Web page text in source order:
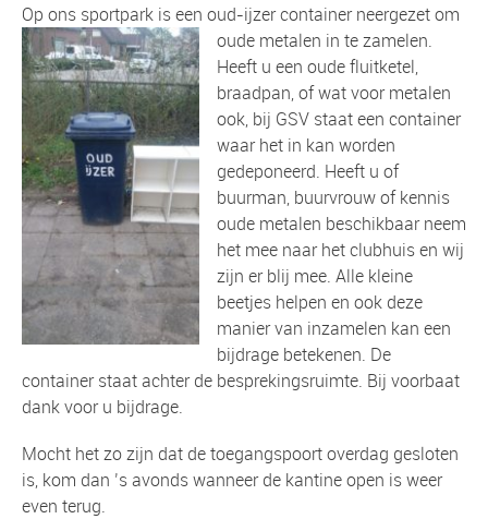
Op ons sportpark is een oud-ijzer container neergezet om
oude metalen in te zamelen.
Heeft u een oude fluitketel,
braadpan, of wat voor metalen
ook, bij GSV staat een container
waar het in kan worden
gedeponeerd. Heeft u of
buurman, buurvrouw of kennis
oude metalen beschikbaar neem
het mee naar het clubhuis en wij
zijn er blij mee. Alle kleine
beetjes helpen en ook deze
manier van inzamelen kan een
bijdrage betekenen. De
container staat achter de besprekingsruimte. Bij voorbaat
dank voor u bijdrage.
Mocht het zo zijn dat de toegangspoort overdag gesloten
is, kom dan ’s avonds wanneer de kantine open is weer
even terug.